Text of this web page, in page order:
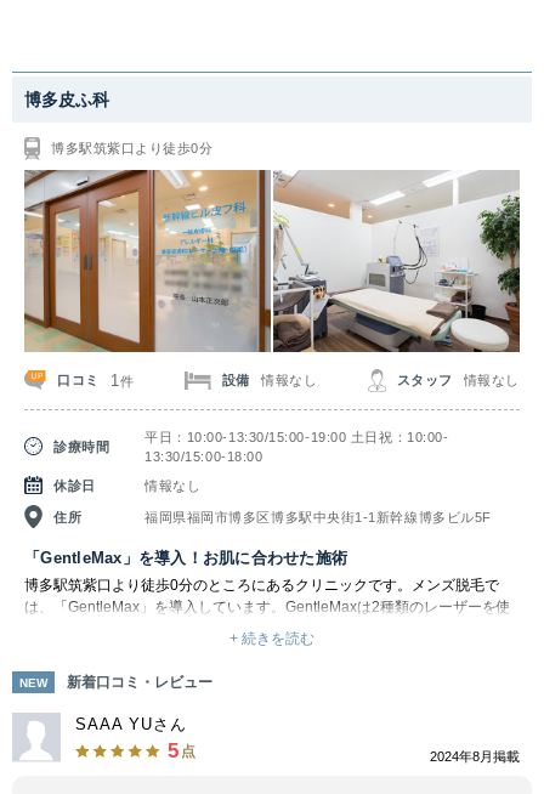
博多皮ふ科
博多駅筑紫口より徒歩0分
口コミ 1 件 設備 情報なし スタッフ 情報なし
診療時間
平日：10:00-13:30/15:00-19:00 土日祝：10:00-
13:30/15:00-18:00
休診日
情報なし
住所 福岡県福岡市博多区博多駅中央街1-1新幹線博多ビル5F
「GentleMax」を導入！お肌に合わせた施術
博多駅筑紫口より徒歩0分のところにあるクリニックです。メンズ脱毛で
は、「GentleMax」を導入しています。GentleMaxは2種類のレーザーを使
い分けている為、お客様に合わせての脱毛が出来ます。 中でもヤグレーザ
ーは皮膚の深部まで届き、日焼け後や色黒の方の脱毛に使用します。男性の
場合はヒゲ脱毛にも効果的です。レーザー照射と同時に施術部を瞬時に凍ら
せる冷却ガスが噴射されることにより、高い出力での施術が可能です。
またデリケート部分や色素沈着部分等、もともとの肌自体にメラニンが多い
部分でも施術ができます。毛のみに効果的に施術を行えるYAGレーザーとメ
ラニンに反応するアレキサンドライトレーザーの2機を搭載していること
+ 続きを読む
NEW 新着口コミ・レビュー
SAAA YUさん
5 点 2024年8月掲載
鳥取県
高知県
福岡県 長崎県 熊本県